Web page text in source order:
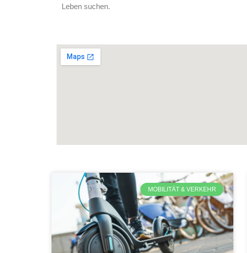
Leben suchen.
MOBILITÄT & VERKEHR